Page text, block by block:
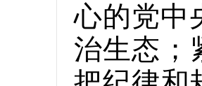
心的党中
治生态；